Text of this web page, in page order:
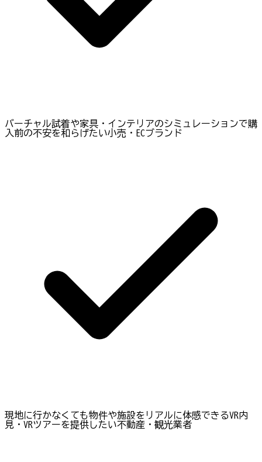
バーチャル試着や家具・インテリアのシミュレーションで購
入前の不安を和らげたい小売・ECブランド
現地に行かなくても物件や施設をリアルに体感できるVR内
見・VRツアーを提供したい不動産・観光業者